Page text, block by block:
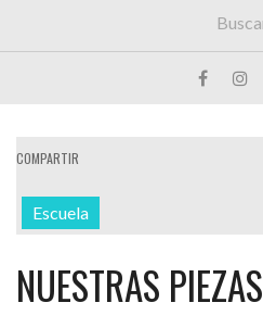
COMPARTIR
Escuela
NUESTRAS PIEZAS